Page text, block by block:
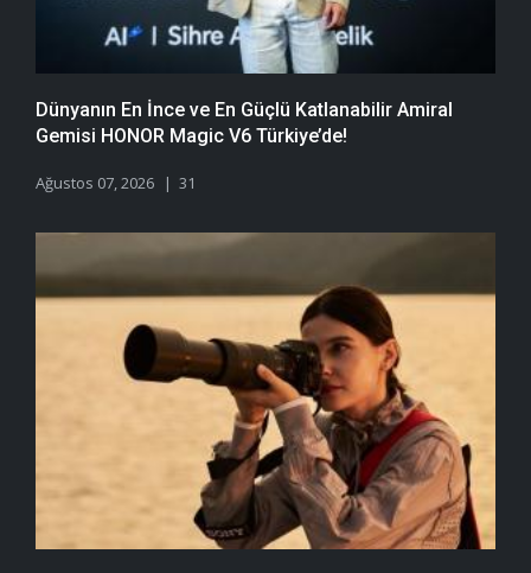
Dünyanın En İnce ve En Güçlü Katlanabilir Amiral
Gemisi HONOR Magic V6 Türkiye’de!
Ağustos 07, 2026 31